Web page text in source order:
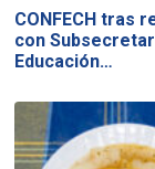
CONFECH tras
con
Educación…